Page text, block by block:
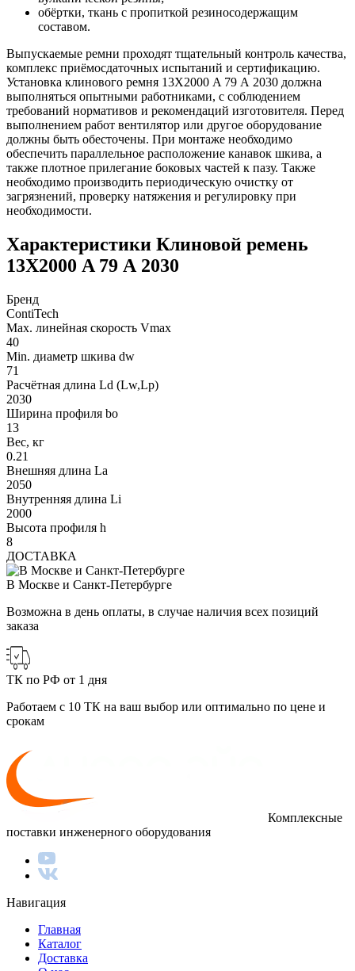
обёртки, ткань с пропиткой резиносодержащим
составом.
Выпускаемые ремни проходят тщательный контроль качества,
комплекс приёмосдаточных испытаний и сертификацию.
Установка клинового ремня 13Х2000 A 79 А 2030 должна
выполняться опытными работниками, с соблюдением
требований нормативов и рекомендаций изготовителя. Перед
выполнением работ вентилятор или другое оборудование
должны быть обесточены. При монтаже необходимо
обеспечить параллельное расположение канавок шкива, а
также плотное прилегание боковых частей к пазу. Также
необходимо производить периодическую очистку от
загрязнений, проверку натяжения и регулировку при
необходимости.
Характеристики Клиновой ремень
13Х2000 A 79 А 2030
Бренд
ContiTech
Max. линейная скорость Vmax
40
Min. диаметр шкива dw
71
Расчётная длина Ld (Lw,Lp)
2030
Ширина профиля bo
13
Вес, кг
0.21
Внешняя длина La
2050
Внутренняя длина Li
2000
Высота профиля h
8
ДОСТАВКА
В Москве и Санкт-Петербурге
Возможна в день оплаты, в случае наличия всех позиций
заказа
ТК по РФ от 1 дня
Работаем с 10 ТК на ваш выбор или оптимально по цене и
срокам
Комплексные
поставки инженерного оборудования
Навигация
Главная
Каталог
Доставка